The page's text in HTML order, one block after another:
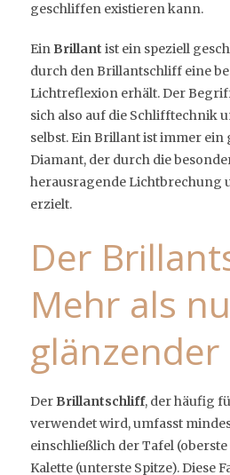
geschliffen existieren kann.
Ein Brillant ist ein speziell
durch den Brillantschliff eine
Lichtreflexion erhält. Der
sich also auf die Schlifftechnik
selbst. Ein Brillant ist immer
Diamant, der durch die
herausragende Lichtbrechung
erzielt.
Der
Mehr als
Der Brillantschliff, der häufig
verwendet wird, umfasst
einschließlich der Tafel
Kalette (unterste Spitze). Diese